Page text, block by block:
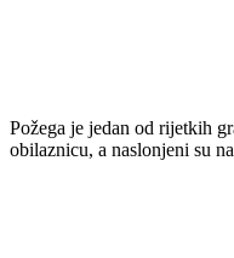
Požega je jedan od rijetkih
obilaznicu, a naslonjeni su